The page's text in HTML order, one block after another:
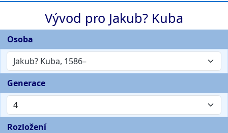
Vývod pro Jakub? Kuba
Osoba
Jakub? Kuba, 1586–
Generace
Rozložení